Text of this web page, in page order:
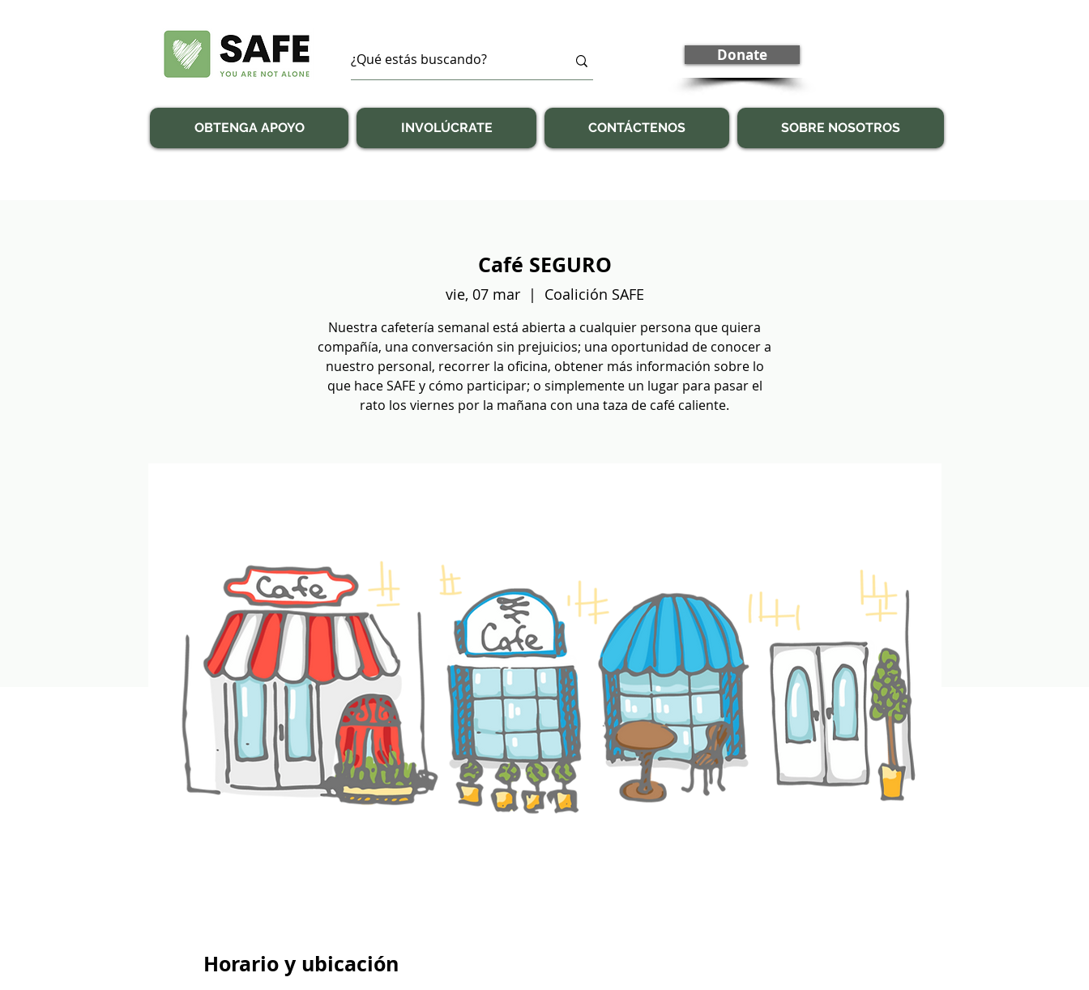
Donate
OBTENGA APOYO INVOLÚCRATE CONTÁCTENOS SOBRE NOSOTROS
Café SEGURO
vie, 07 mar
  |
Coalición SAFE
Nuestra cafetería semanal está abierta a cualquier persona que quiera
compañía, una conversación sin prejuicios; una oportunidad de conocer a
nuestro personal, recorrer la oficina, obtener más información sobre lo
que hace SAFE y cómo participar; o simplemente un lugar para pasar el
rato los viernes por la mañana con una taza de café caliente.
Horario y ubicación